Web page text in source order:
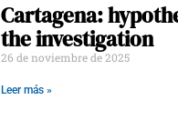
Cartagena:
the investigation
26 de noviembre de 2025
Leer más »